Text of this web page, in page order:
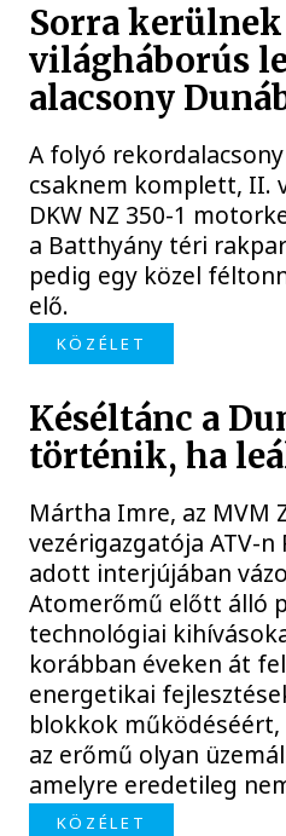
Sorra
világháborús
alacsony
A folyó
csaknem komplett, II.
DKW NZ 350-1
a Batthyány téri
pedig egy közel
elő.
KÖZÉLET
Késéltánc a
történik, ha
Mártha Imre, az MVM
vezérigazgatója ATV-n
adott interjújában
Atomerőmű előtt álló
technológiai
korábban éveken át
energetikai
blokkok
az erőmű olyan
amelyre eredetileg
KÖZÉLET